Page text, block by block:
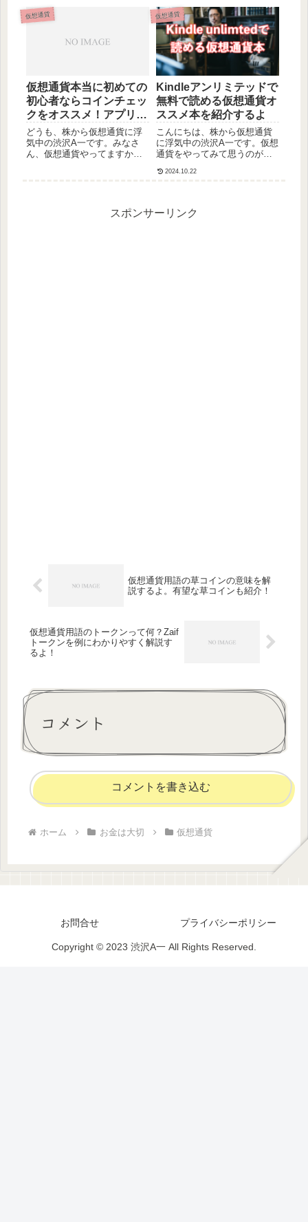
インやイーサリアムと同じだ
けど名前が違うコイン」くら
が、実際は結構違います。...
ですが、最近あまりの大学で
の研究や自分の活動が忙しく
すぎて、株のトレードができ
ずにいました。そんなとき出
会...
仮想通貨
仮想通貨本当に初めての
初心者ならコインチェッ
クをオススメ！アプリ操
作が簡単で盗難補償もあ
るよ
どうも、株から仮想通貨に浮
気中の渋沢A一です。みなさ
ん、仮想通貨やってますか？
ならここがスタートってこと
だしね）ってなわけで、今回
仮想通貨
Kindleアンリミテッドで
無料で読める仮想通貨オ
ススメ本を紹介するよ
こんにちは、株から仮想通貨
に浮気中の渋沢A一です。仮想
通貨をやってみて思うのがワ
ぶんこういう感想を持ってい
はないでしょうか？株をやっ
ていた時は、基本わからなく
2024.10.22
スポンサーリンク
仮想通貨用語の草コインの意味を解
説するよ。有望な草コインも紹介！
仮想通貨用語のトークンって何？Zaif
トークンを例にわかりやすく解説す
るよ！
コメント
コメントを書き込む
ホーム お金は大切 仮想通貨
お問合せ プライバシーポリシー
Copyright © 2023 渋沢A一 All Rights Reserved.